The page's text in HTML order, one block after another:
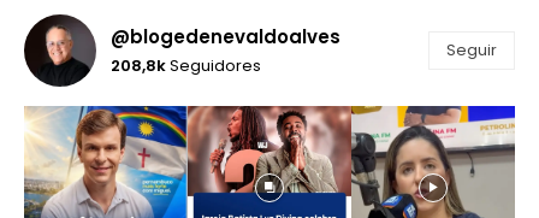
@blogedenevaldoalves
208,8kSeguidores
Seguir